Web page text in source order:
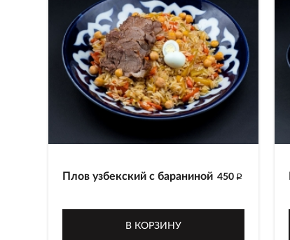
450 p
Плов узбекский с бараниной
лазер, баранины, красной и
В КОРЗИНУ